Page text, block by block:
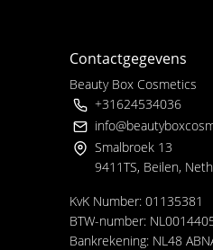
Contactgegevens
Beauty Box Cosmetics
+31624534036
Smalbroek 13
9411TS, Beilen,
KvK Number: 01135381
BTW-number:
Bankrekening: NL48